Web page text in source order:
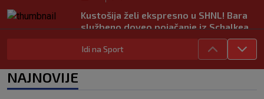
Kustošija želi ekspresno u SHNL! Bara
službeno doveo pojačanje iz Schalkea
Tomiyasu se vraća u Premier ligu,
postat će suigrač bivšeg Vatrenog
Idi na Sport
NAJNOVIJE